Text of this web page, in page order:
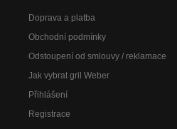
Doprava a platba
Obchodní podmínky
Odstoupení od smlouvy / reklamace
Jak vybrat gril Weber
Přihlášení
Registrace